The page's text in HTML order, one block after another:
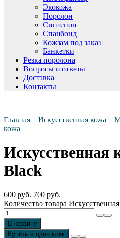
Экокожа
Поролон
Синтепон
Спанбонд
Кожзам под заказ
Банкетки
Резка поролона
Вопросы и ответы
Доставка
Контакты
Главная Искусственная кожа
кожа
Искусственная
Black
600 руб. 700руб.
Количество товара
В корзину
Купить в один клик